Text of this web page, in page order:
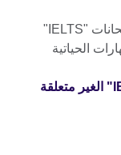
ملاحظة: تنطبق هذه السياسة فقط على امتحانات "IELTS"
الحياتية
وثيقة السياسة ذات الصلة بامتحانات "IELTS" الغير متعلقة